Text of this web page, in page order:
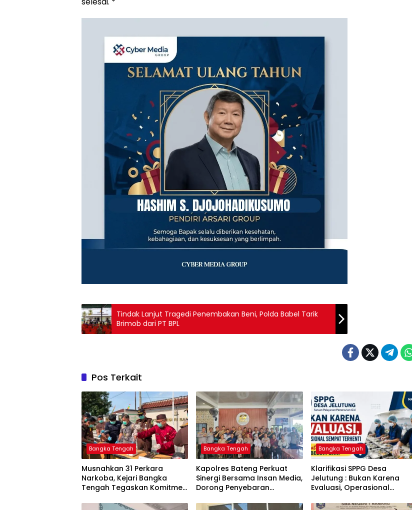
Tindak Lanjut Tragedi Penembakan Beni, Polda Babel Tarik
Brimob dari PT BPL
Pos Terkait
Bangka Tengah
Musnahkan 31 Perkara
Narkoba, Kejari Bangka
Tengah Tegaskan Komitmen
Tuntas
Bangka Tengah
‎Kapolres Bateng Perkuat
Sinergi Bersama Insan Media,
Dorong Penyebaran
Layanan Polri 110
Bangka Tengah
‎Klarifikasi SPPG Desa
Jelutung : Bukan Karena
Evaluasi, Operasional
Dana Banper Belum Cair